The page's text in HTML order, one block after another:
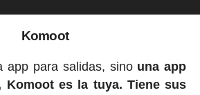
Komoot
app para salidas, sino una app
Komoot es la tuya. Tiene sus